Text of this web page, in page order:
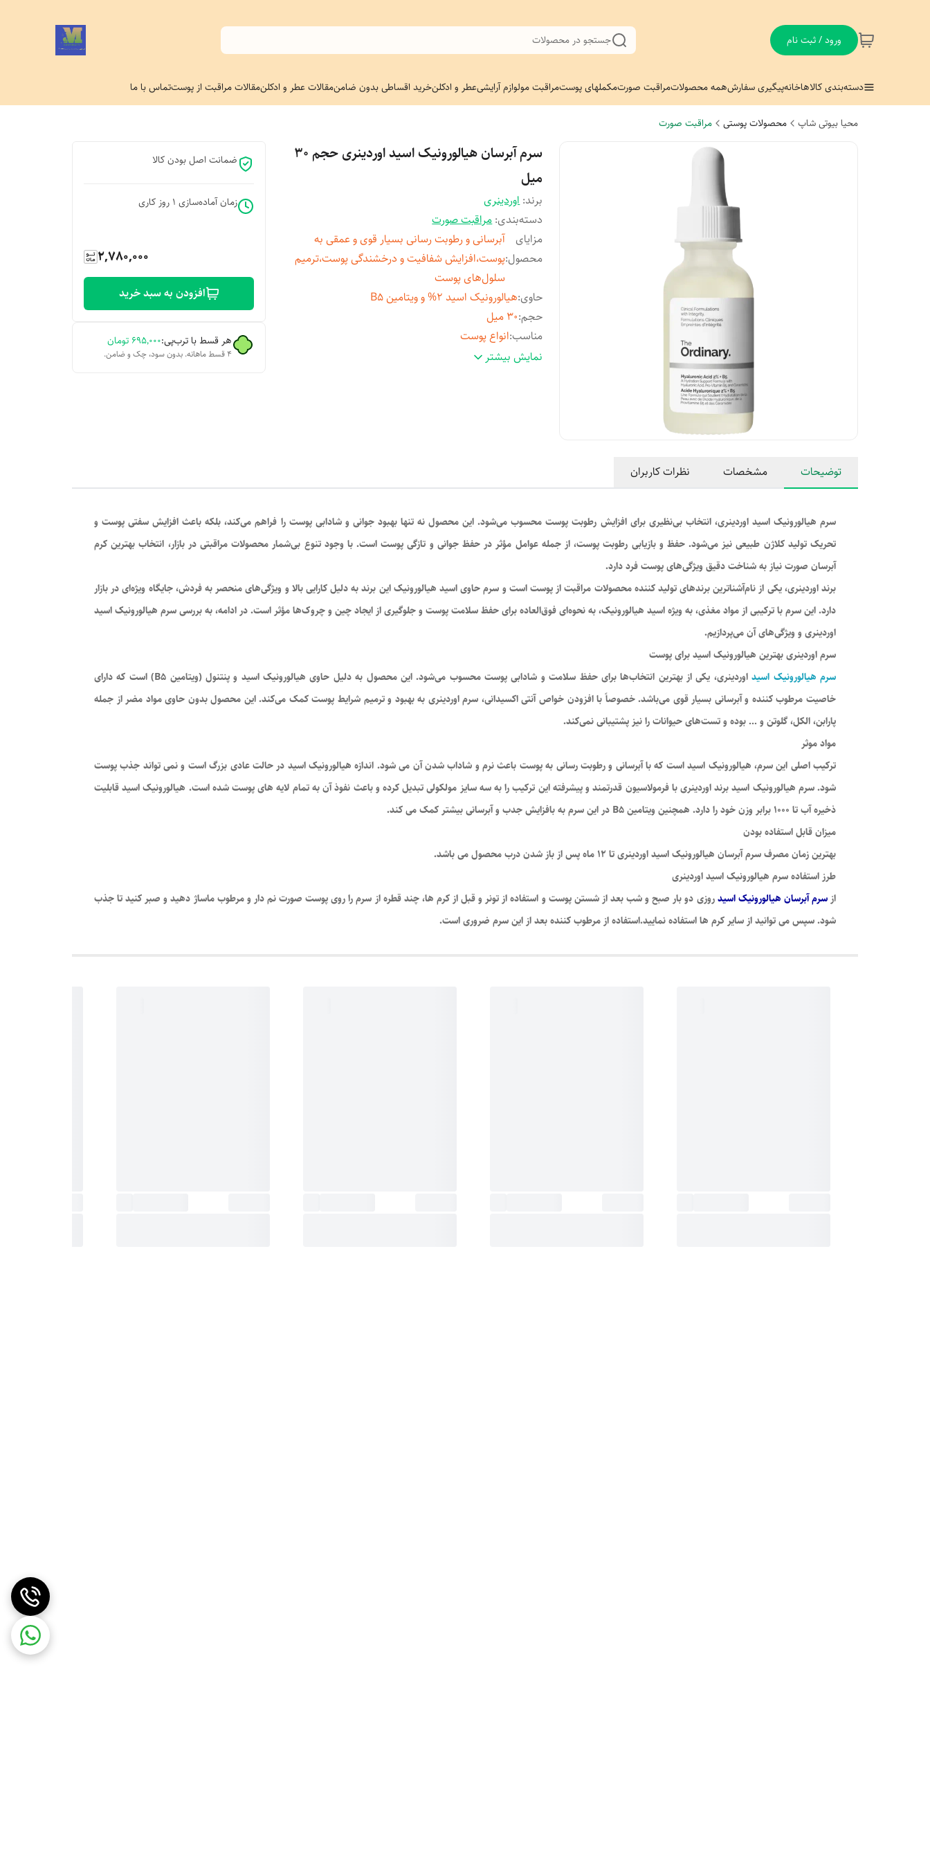
ورود / ثبت نام جستجو در محصولات
دسته‌بندی کالاهاخانهپیگیری سفارشهمه محصولاتمراقبت صورتمکملهای پوستمراقبت مولوازم آرایشیعطر و ادکلنخرید اقساطی بدون ضامنمقالات عطر و ادکلنمقالات مراقبت از پوستتماس با ما
محیا بیوتی شاپ محصولات پوستی مراقبت صورت
سرم آبرسان هیالورونیک اسید اوردینری حجم 30
میل
برند:اوردینری
دسته‌بندی:مراقبت صورت
مزایای
محصول:
آبرسانی و رطوبت رسانی بسیار قوی و عمقی به
پوست،افزایش شفافیت و درخشندگی پوست،ترمیم
سلول‌های پوست
حاوی:هیالورونیک اسید 2% و ویتامین B5
حجم:30 میل
مناسب:انواع پوست
اصالت کالا:اصلنمایش بیشتر
ضمانت اصل بودن کالا
زمان آماده‌سازی 1 روز کاری
2,780,000
افزودن به سبد خرید
هر قسط با ترب‌پی:۶۹۵٬۰۰۰ تومان
۴ قسط ماهانه. بدون سود، چک و ضامن.
توضیحات مشخصات نظرات کاربران
سرم هیالورونیک اسید اوردینری، انتخاب بی‌نظیری برای افزایش رطوبت پوست محسوب می‌شود. این محصول نه تنها بهبود جوانی و شادابی پوست را فراهم می‌کند، بلکه باعث افزایش سفتی پوست و
تحریک تولید کلاژن طبیعی نیز می‌شود. حفظ و بازیابی رطوبت پوست، از جمله عوامل مؤثر در حفظ جوانی و تازگی پوست است. با وجود تنوع بی‌شمار محصولات مراقبتی در بازار، انتخاب بهترین کرم
آبرسان صورت نیاز به شناخت دقیق ویژگی‌های پوست فرد دارد.
برند اوردینری، یکی از نام‌آشنا‌ترین برندهای تولید کننده محصولات مراقبت از پوست است و سرم حاوی اسید هیالورونیک این برند به دلیل کارایی بالا و ویژگی‌های منحصر به فردش، جایگاه ویژه‌ای در بازار
دارد. این سرم با ترکیبی از مواد مغذی، به ویژه اسید هیالورونیک، به نحوه‌ای فوق‌العاده برای حفظ سلامت پوست و جلوگیری از ایجاد چین و چروک‌ها مؤثر است. در ادامه، به بررسی سرم هیالورونیک اسید
اوردینری و ویژگی‌های آن می‌پردازیم.
سرم اوردینری بهترین هیالورونیک اسید برای پوست
سرم هیالورونیک اسید
اوردینری، یکی از بهترین انتخاب‌ها برای حفظ سلامت و شادابی پوست محسوب می‌شود. این محصول به دلیل حاوی هیالورونیک اسید و پنتنول (ویتامین B5) است که دارای
خاصیت مرطوب کننده و آبرسانی بسیار قوی می‌باشد. خصوصاً با افزودن خواص آنتی اکسیدانی، سرم اوردینری به بهبود و ترمیم شرایط پوست کمک می‌کند. این محصول بدون حاوی مواد مضر از جمله
پارابن، الکل، گلوتن و … بوده و تست‌های حیوانات را نیز پشتیبانی نمی‌کند.
مواد موثر
ترکیب اصلی این سرم، هیالورونیک اسید است که با آبرسانی و رطوبت رسانی به پوست باعث نرم و شاداب شدن آن می شود. اندازه هیالورونیک اسید در حالت عادی بزرگ است و نمی تواند جذب پوست
شود. سرم هیالورونیک اسید برند اوردینری با فرمولاسیون قدرتمند و پیشرفته این ترکیب را به سه سایز مولکولی تبدیل کرده و باعث نفوذ آن به تمام لایه های پوست شده است. هیالورونیک اسید قابلیت
ذخیره آب تا 1000 برابر وزن خود را دارد. همچنین ویتامین B5 در این سرم به بافزایش جدب و آبرسانی بیشتر کمک می کند.
میزان قابل استفاده بودن
بهترین زمان مصرف سرم آبرسان هیالورونیک اسید اوردینری تا 12 ماه پس از باز شدن درب محصول می باشد.
ازسرم آبرسان هیالورونیک اسید روزی دو بار صبح و شب بعد از شستن پوست و استفاده از تونر و قبل از کرم ها، چند قطره از سرم را روی پوست صورت نم دار و مرطوب ماساژ دهید و صبر کنید تا جذب
شود. سپس می توانید از سایر کرم ها استفاده نمایید.استفاده از مرطوب کننده بعد از این سرم ضروری است.